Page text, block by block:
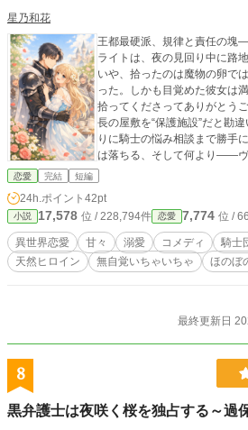
め始めたのをきっかけに、多
プのためサザン・ホスピタル
今までウーマクー（わんぱく
っていなかった勉でしたが、
優秀な看護師でした。やがて
りますが、天然な多恵子は全
はてしてこの二人、どうな
方言／日本語／英語を使用し
お届け。
星乃和花
王都最硬派、規律と責任の塊
ライトは、夜の見回り中に路
いや、拾ったのは魔物の卵で
った。しかも目覚めた彼女は
拾ってくださってありがとう
長の屋敷を“保護施設”だと勘
りに騎士の悩み相談まで勝手
は落ちる、そして何より――
存在に依存し始めていく。 無
溺愛ですよ」 騎士団内ではつ
し、命令が全部“愛の保護”に
ィ！ ⭐︎完結済ー全16話+後日談
恋愛 完結 短編
24h.ポイント 42pt
小説 17,578 位 / 228,794件 恋愛 7,774 位 /
異世界恋愛 甘々 溺愛 コメディ 騎士
天然ヒロイン
無自覚いちゃいちゃ ほのぼ
最終更新日
8
黒弁護士は夜咲く桜を独占する～過